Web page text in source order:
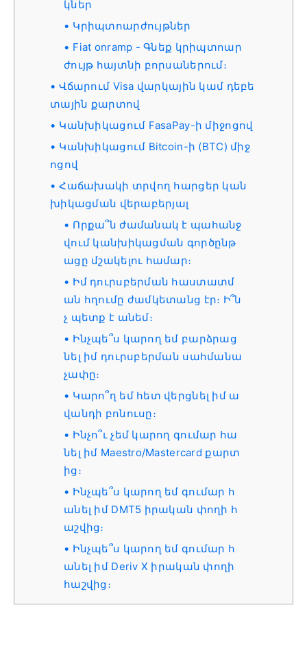
կներ
Կրիպտոարժույթներ
Fiat onramp - Գնեք կրիպտոար
ժույթ հայտնի բորսաներում։
Վճարում Visa վարկային կամ դեբե
տային քարտով
Կանխիկացում FasaPay-ի միջոցով
Կանխիկացում Bitcoin-ի (BTC) միջ
ոցով
Հաճախակի տրվող հարցեր կան
խիկացման վերաբերյալ
Որքա՞ն ժամանակ է պահանջ
վում կանխիկացման գործընթ
ացը մշակելու համար։
Իմ դուրսբերման հաստատմ
ան հղումը ժամկետանց էր։ Ի՞ն
չ պետք է անեմ։
Ինչպե՞ս կարող եմ բարձրաց
նել իմ դուրսբերման սահմանա
չափը։
Կարո՞ղ եմ հետ վերցնել իմ ա
վանդի բոնուսը։
Ինչո՞ւ չեմ կարող գումար հա
նել իմ Maestro/Mastercard քարտ
ից։
Ինչպե՞ս կարող եմ գումար հ
անել իմ DMT5 իրական փողի հ
աշվից։
Ինչպե՞ս կարող եմ գումար հ
անել իմ Deriv X իրական փողի
հաշվից։